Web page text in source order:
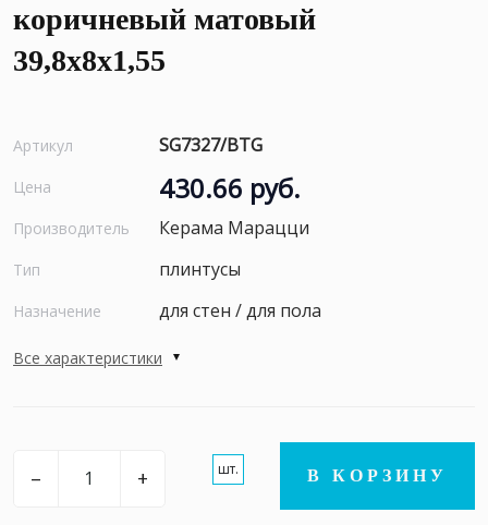
коричневый матовый
39,8x8x1,55
Артикул SG7327/BTG
Цена 430.66 руб.
Производитель Керама Марацци
Тип плинтусы
Назначение для стен / для пола
Все характеристики
– + шт. В КОРЗИНУ